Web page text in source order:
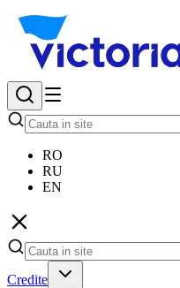
RO
RU
EN
Credite